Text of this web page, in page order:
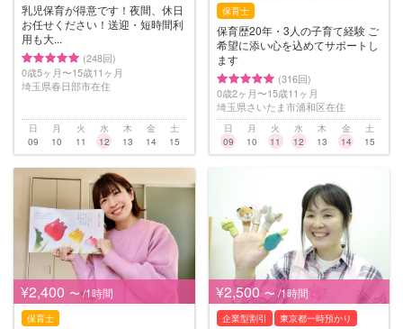
乳児保育が得意です！夜間、休日
お任せください！送迎・短時間利
用も大...
(248回)
0歳5ヶ月〜15歳11ヶ月
埼玉県春日部市在住
日
09
月
10
火
11
水
12
木
13
金
14
土
15
保育士
保育歴20年・3人の子育て経験 ご
希望に添い心を込めてサポートし
ます
(316回)
0歳2ヶ月〜15歳11ヶ月
埼玉県さいたま市浦和区在住
日
09
月
10
火
11
水
12
木
13
金
14
土
15
¥2,400 〜 /1時間
保育士
¥2,500 〜 /1時間
企業型割引
東京都一時預かり